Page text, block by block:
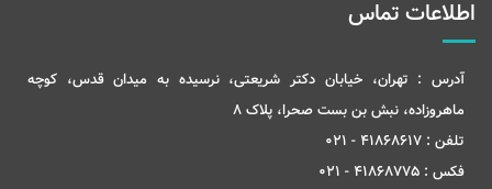
اطلاعات تماس
آدرس : تهران، خیابان دکتر شریعتی، نرسیده به میدان قدس، کوچه
ماهروزاده، نبش بن بست صحرا، پلاک 8
تلفن : 41868617 - 021
فکس : 41868775 - 021